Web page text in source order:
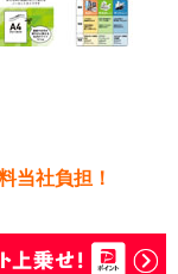
当社負担！